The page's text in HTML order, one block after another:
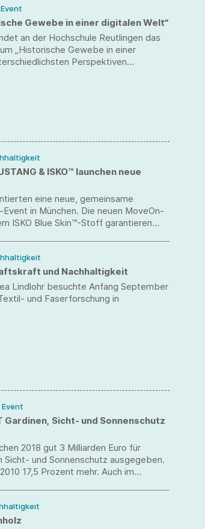
Gewebe in einer digitalen Welt“
an der Hochschule Reutlingen das
„Historische Gewebe in einer
Perspektiven
japanischen Kaiserhauses, Dr. Erwin
& ISKO™ launchen neue
eine neue, gemeinsame
in München. Die neuen MoveOn-
ISKO Blue Skin™-Stoff garantieren
und Nachhaltigkeit
Lindlohr besuchte Anfang September
und Faserforschung in
Gardinen, Sicht- und Sonnenschutz
2018 gut 3 Milliarden Euro für
Sicht- und Sonnenschutz ausgegeben.
17,5 Prozent mehr. Auch im
REPORT Gardinen, Sicht- und